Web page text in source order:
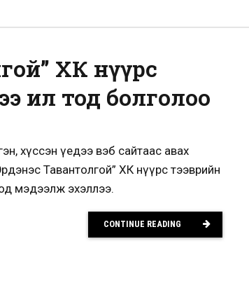
ХК нүүрс
ил тод болголоо
хүссэн үедээ вэб сайтаас авах
Тавантолгой” ХК нүүрс тээврийн
мэдээлж эхэллээ.
CONTINUE READING